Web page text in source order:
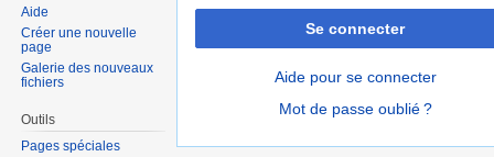
Se connecter
Aide pour se connecter
Mot de passe oublié ?
Aide
Créer une nouvelle
page
Galerie des nouveaux
fichiers
Outils
Pages spéciales